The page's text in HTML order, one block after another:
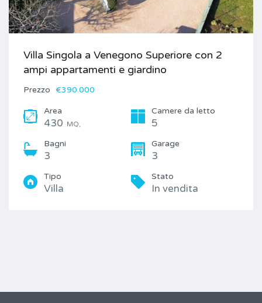
Villa Singola a Venegono Superiore con 2
ampi appartamenti e giardino
Prezzo €390.000
Area
430 MQ,
Camere da letto
5
Bagni
3
Garage
3
Tipo
Villa
Stato
In vendita